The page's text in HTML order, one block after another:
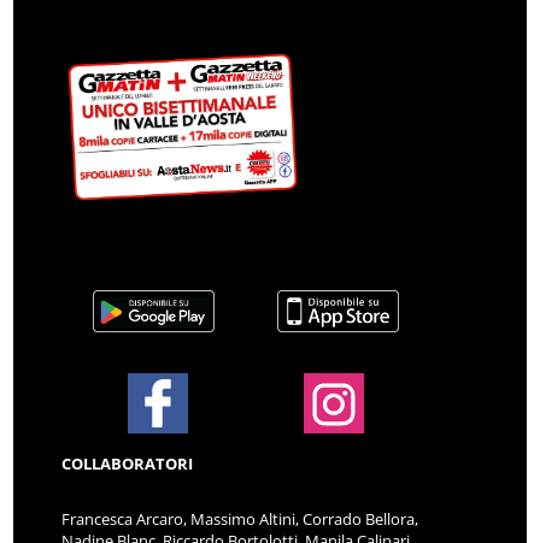
COLLABORATORI
Francesca Arcaro, Massimo Altini, Corrado Bellora,